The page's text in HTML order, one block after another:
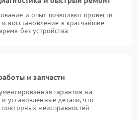
и опыт позволяют провести
и восстановление в кратчайшие
без устройства
и запчасти
гарантия на
установленные детали, что
неисправностей